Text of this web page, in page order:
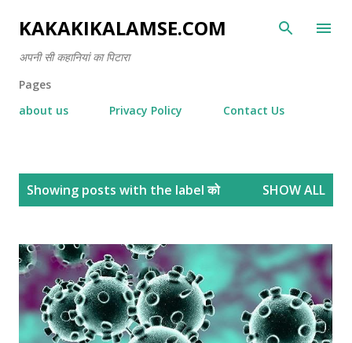
Skip to main content
KAKAKIKALAMSE.COM
अपनी सी कहानियां का पिटारा
Pages
about us
Privacy Policy Contact Us
Showing posts with the labelको SHOW ALL